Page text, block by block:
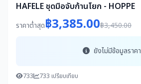
HAFELE ชุดมือจับก้านโยก - HOPPE
ราคาต่ำสุด฿3,385.00฿3,450.00
ยังไม่มีข้อมูลราคา
733 733 เปรียบเทียบ